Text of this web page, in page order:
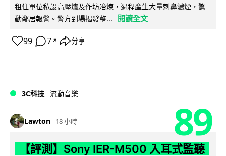
租住單位私設高壓爐及作坊冶煉，過程產生大量刺鼻濃煙，驚
動鄰居報警。警方到場揭發整...
閱讀全文
99 7 ↗ 分享
3C科技 流動音樂
Lawton 18 小時 89
【評測】Sony IER-M500 入耳式監聽